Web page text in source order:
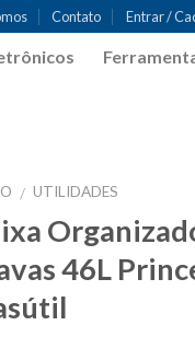
Contato Entrar /
/ UTILIDADES
46L